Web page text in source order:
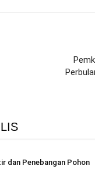
dan Penebangan Pohon